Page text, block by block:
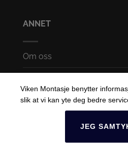
ANNET
Om oss
Åpenhetsloven
Viken Montasje benytter
slik at vi kan yte deg bedre
JEG